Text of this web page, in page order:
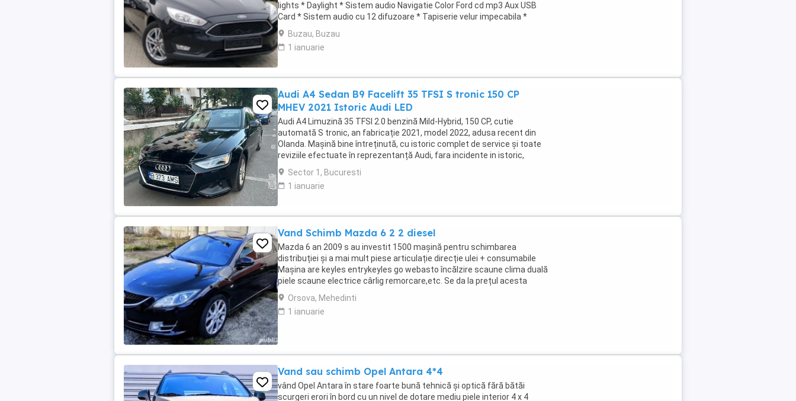
lights * Daylight * Sistem audio Navigatie Color Ford cd mp3 Aux USB
Card * Sistem audio cu 12 difuzoare * Tapiserie velur impecabila *
Incalzire ...
Buzau, Buzau
1 ianuarie
Audi A4 Sedan B9 Facelift 35 TFSI S tronic 150 CP
MHEV 2021 Istoric Audi LED
Audi A4 Limuzină 35 TFSI 2.0 benzină Mild-Hybrid, 150 CP, cutie
automată S tronic, an fabricație 2021, model 2022, adusa recent din
Olanda. Mașină bine întreținută, cu istoric complet de service și toate
reviziile efectuate în reprezentanță Audi, fara incidente in istoric,
raport verificare CarVertical ...
Sector 1, Bucuresti
1 ianuarie
Vand Schimb Mazda 6 2 2 diesel
Mazda 6 an 2009 s au investit 1500 mașină pentru schimbarea
distribuției și a mai mult piese articulație direcție ulei + consumabile
Mașina are keyles entrykeyles go webasto încălzire scaune clima duală
piele scaune electrice cârlig remorcare,etc. Se da la prețul acesta
fiindcă este afectată de grindină ...
Orsova, Mehedinti
1 ianuarie
Vand sau schimb Opel Antara 4*4
vând Opel Antara în stare foarte bună tehnică și optică fără bătăi
scurgeri erori în bord cu un nivel de dotare mediu piele interior 4 x 4